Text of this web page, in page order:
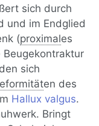
sich durch
und im Endglied
(proximales
Beugekontraktur
sich
en des
Hallux valgus.
Bringt